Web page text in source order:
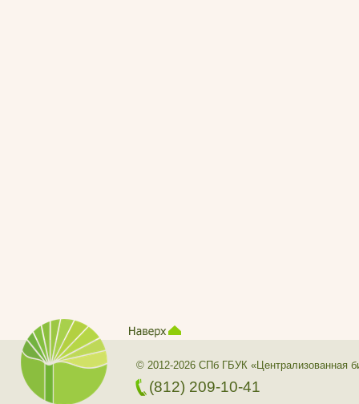
© 2012-2026 СПб ГБУК «Централизованная
(812) 209-10-41